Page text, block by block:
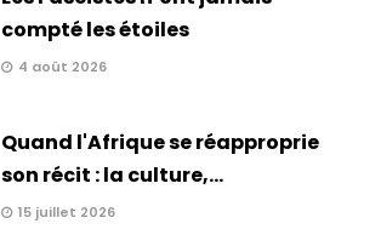
compté les étoiles
4 août 2026
Quand l'Afrique se réapproprie
son récit : la culture,...
15 juillet 2026